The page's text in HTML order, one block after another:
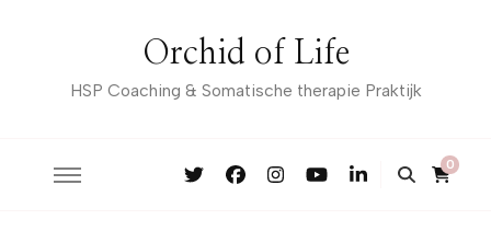
Orchid of Life
HSP Coaching & Somatische therapie Praktijk
0